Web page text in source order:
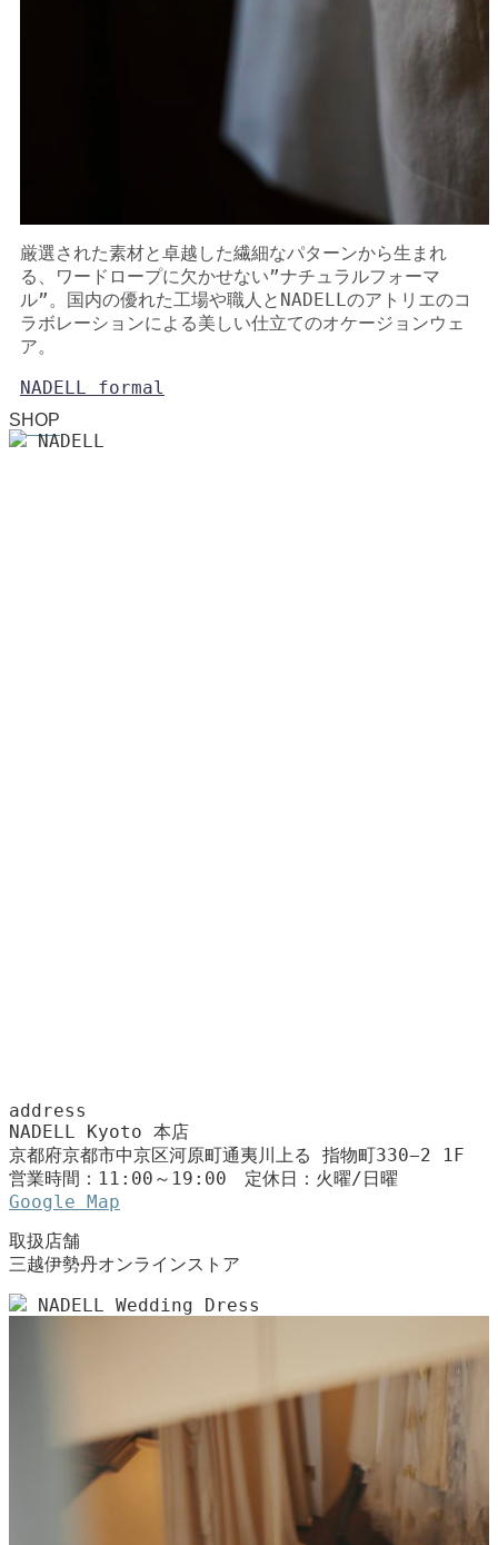
厳選された素材と卓越した繊細なパターンから生まれ
る、ワードロープに欠かせない”ナチュラルフォーマ
ル”。国内の優れた工場や職人とNADELLのアトリエのコ
ラボレーションによる美しい仕立てのオケージョンウェ
ア。
NADELL formal
SHOP
NADELL
address
NADELL Kyoto 本店
京都府京都市中京区河原町通夷川上る 指物町330−2 1F
営業時間：11:00～19:00 定休日：火曜/日曜
Google Map
取扱店舗
三越伊勢丹オンラインストア
NADELL Wedding Dress